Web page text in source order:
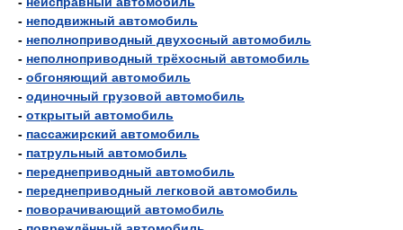
- неподвижный автомобиль
- неполноприводный двухосный автомобиль
- неполноприводный трёхосный автомобиль
- обгоняющий автомобиль
- одиночный грузовой автомобиль
- открытый автомобиль
- пассажирский автомобиль
- патрульный автомобиль
- переднеприводный автомобиль
- переднеприводный легковой автомобиль
- поворачивающий автомобиль